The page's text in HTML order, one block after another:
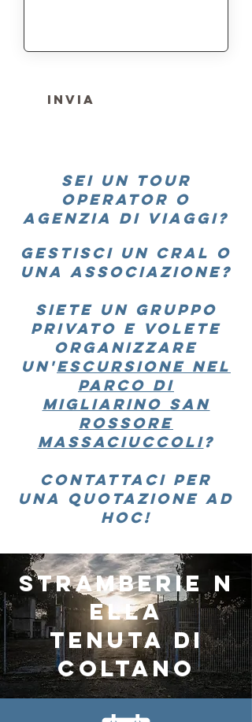
Invia
SEI UN TOUR
OPERATOR O
AGENZIA DI VIAGGI?
GESTISCI UN CRAL O
UNA ASSOCIAZIONE?
SIETE UN GRUPPO
PRIVATO E VOLETE
ORGANIZZARE
UN'escursione nel
parco di
migliarino san
rossore
massaciuccoli?
contattaci per
una quotazione ad
hoc!
STRAMBERIE N
ELLA
TENUTA DI
COLTANO